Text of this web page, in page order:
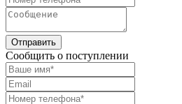
Отправить
Сообщить о поступлении